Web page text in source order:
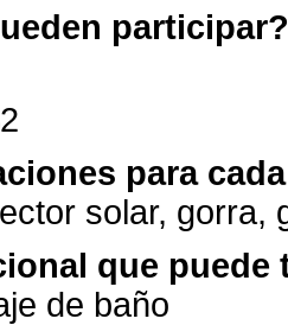
para
solar, gorra,
que puede
de baño